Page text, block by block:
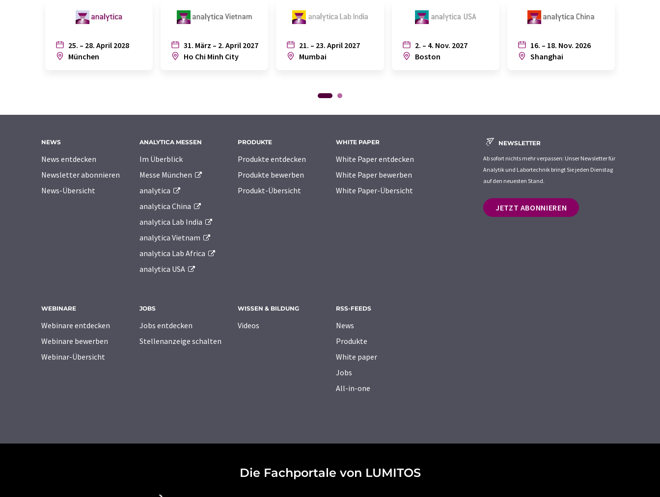
25. – 28. April 2028
München
31. März – 2. April 2027
Ho Chi Minh City
21. – 23. April 2027
Mumbai
2. – 4. Nov. 2027
Boston
16. – 18. Nov. 2026
Shanghai
NEWS
News entdecken
Newsletter abonnieren
News-Übersicht
ANALYTICA MESSEN
Im Überblick
Messe München
analytica
analytica China
analytica Lab India
analytica Vietnam
analytica Lab Africa
analytica USA
PRODUKTE
Produkte entdecken
Produkte bewerben
Produkt-Übersicht
WHITE PAPER
White Paper entdecken
White Paper bewerben
White Paper-Übersicht
WEBINARE
Webinare entdecken
Webinare bewerben
Webinar-Übersicht
JOBS
Jobs entdecken
Stellenanzeige schalten
WISSEN & BILDUNG
Videos
RSS-FEEDS
News
Produkte
White paper
Jobs
All-in-one
NEWSLETTER
Ab sofort nichts mehr verpassen: Unser Newsletter für
Analytik und Labortechnik bringt Sie jeden Dienstag
auf den neuesten Stand.
JETZT ABONNIEREN
Die Fachportale von LUMITOS